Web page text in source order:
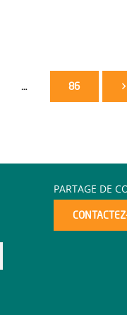
… 86
PARTAGE DE